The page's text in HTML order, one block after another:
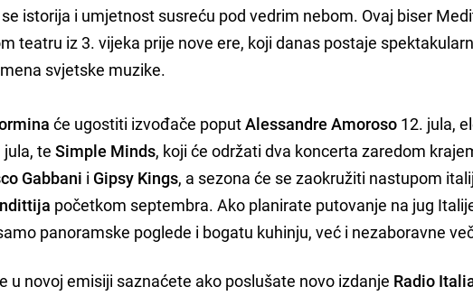
istorija i umjetnost susreću pod vedrim nebom. Ovaj biser
teatru iz 3. vijeka prije nove ere, koji danas postaje
svjetske muzike.
će ugostiti izvođače poputAlessandre Amoroso 12. jula,
jula, teSimple Minds, koji će održati dva koncerta zaredom
Gabbani i Gipsy Kings, a sezona će se zaokružiti nastupom
početkom septembra. Ako planirate putovanje na jug
panoramske poglede i bogatu kuhinju, već i nezaboravne
u novoj emisiji saznaćete ako poslušate novo izdanje Radio